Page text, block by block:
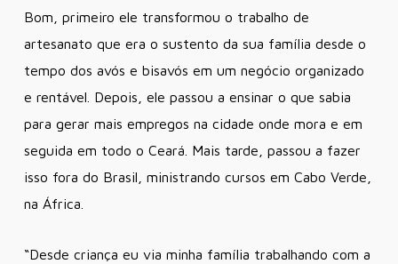
Bom, primeiro ele transformou o trabalho de
artesanato que era o sustento da sua família desde o
tempo dos avós e bisavós em um negócio organizado
e rentável. Depois, ele passou a ensinar o que sabia
para gerar mais empregos na cidade onde mora e em
seguida em todo o Ceará. Mais tarde, passou a fazer
isso fora do Brasil, ministrando cursos em Cabo Verde,
na África.
“Desde criança eu via minha família trabalhando com a